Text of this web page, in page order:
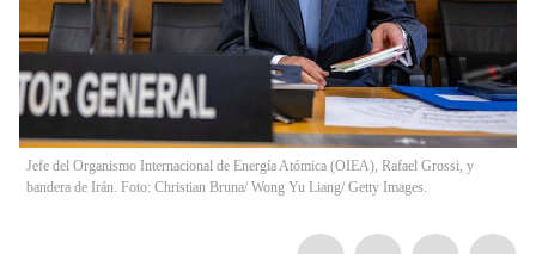
Jefe del Organismo Internacional de Energía Atómica (OIEA), Rafael Grossi, y
bandera de Irán. Foto: Christian Bruna/ Wong Yu Liang/ Getty Images.